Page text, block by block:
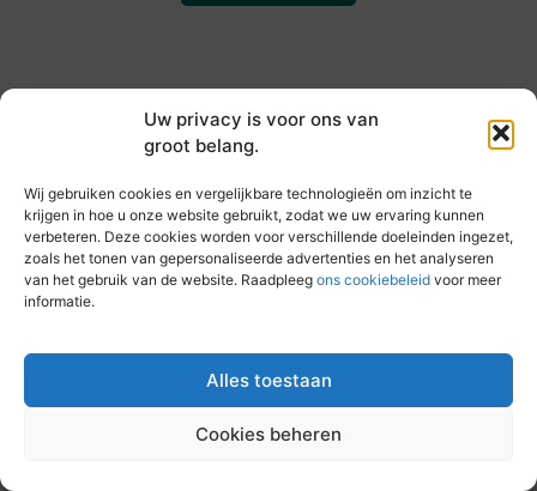
Uw privacy is voor ons van
groot belang.
Wij gebruiken cookies en vergelijkbare technologieën om inzicht te
krijgen in hoe u onze website gebruikt, zodat we uw ervaring kunnen
verbeteren. Deze cookies worden voor verschillende doeleinden ingezet,
zoals het tonen van gepersonaliseerde advertenties en het analyseren
van het gebruik van de website. Raadpleeg ons cookiebeleid voor meer
informatie.
Alles toestaan
Cookies beheren
leven.
@2025 All Right Reserved. Design by